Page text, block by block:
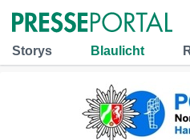
Storys Blaulicht